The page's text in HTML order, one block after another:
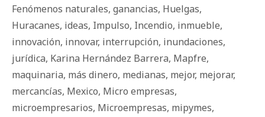
Fenómenos naturales, ganancias, Huelgas,
Huracanes, ideas, Impulso, Incendio, inmueble,
innovación, innovar, interrupción, inundaciones,
jurídica, Karina Hernández Barrera, Mapfre,
maquinaria, más dinero, medianas, mejor, mejorar,
mercancías, Mexico, Micro empresas,
microempresarios, Microempresas, mipymes,